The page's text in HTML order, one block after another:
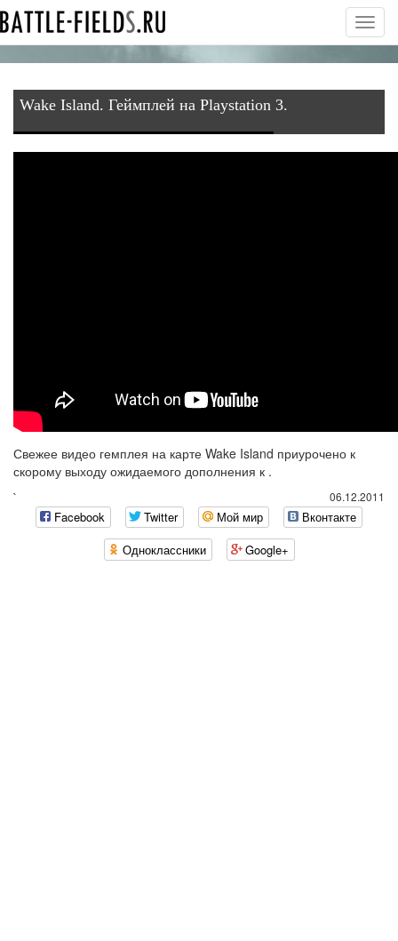
Wake Island. Геймплей на Playstation 3.
Свежее видео гемплея на карте Wake Island приурочено к
скорому выходу ожидаемого дополнения к .
06.12.2011
`
Facebook Twitter Мой мир
Вконтакте
Одноклассники
Google+